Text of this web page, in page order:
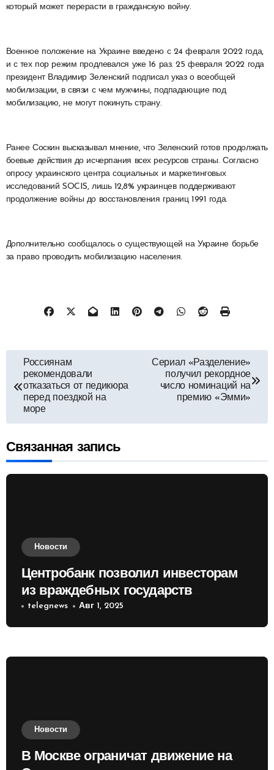
который может перерасти в гражданскую войну.
Военное положение на Украине введено с 24 февраля 2022 года,
и с тех пор режим продлевался уже 16 раз. 25 февраля 2022 года
президент Владимир Зеленский подписал указ о всеобщей
мобилизации, в связи с чем мужчины, подпадающие под
мобилизацию, не могут покинуть страну.
Ранее Соскин высказывал мнение, что Зеленский готов продолжать
боевые действия до исчерпания всех ресурсов страны. Согласно
опросу украинского центра социальных и маркетинговых
исследований SOCIS, лишь 12,8% украинцев поддерживают
продолжение войны до восстановления границ 1991 года.
Дополнительно сообщалось о существующей на Украине борьбе
за право проводить мобилизацию населения.
Навигация
по
записям
Россиянам
рекомендовали
отказаться от педикюра
перед поездкой на
море
Сериал «Разделение»
получил рекордное
число номинаций на
премию «Эмми»
Связанная запись
Новости
Центробанк позволил инвесторам
из враждебных государств
приобретать валюту
telegnews Авг 1, 2025
Новости
В Москве ограничат движение на